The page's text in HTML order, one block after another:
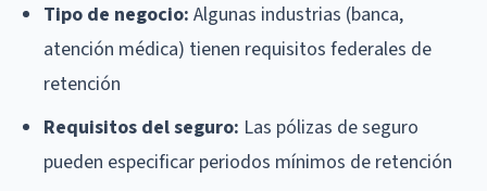
Tipo de negocio: Algunas industrias (banca,
atención médica) tienen requisitos federales de
retención
Requisitos del seguro: Las pólizas de seguro
pueden especificar periodos mínimos de retención